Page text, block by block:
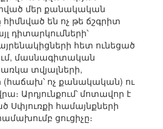
մեր քանակական
են ոչ թե ճշգրիտ
դիտարկումների՝
հետ ունեցած
մասնագիտական
տվյալների,
ոչ քանակական) ու
Արդյունքում՝ մոտավոր է
Սփյուռքի համայնքների
ցուցիչը։